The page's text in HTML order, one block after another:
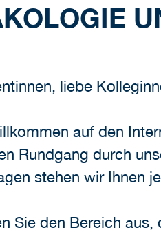
liebe
auf den
Rundgang durch
stehen wir Ihnen
Sie den Bereich aus,